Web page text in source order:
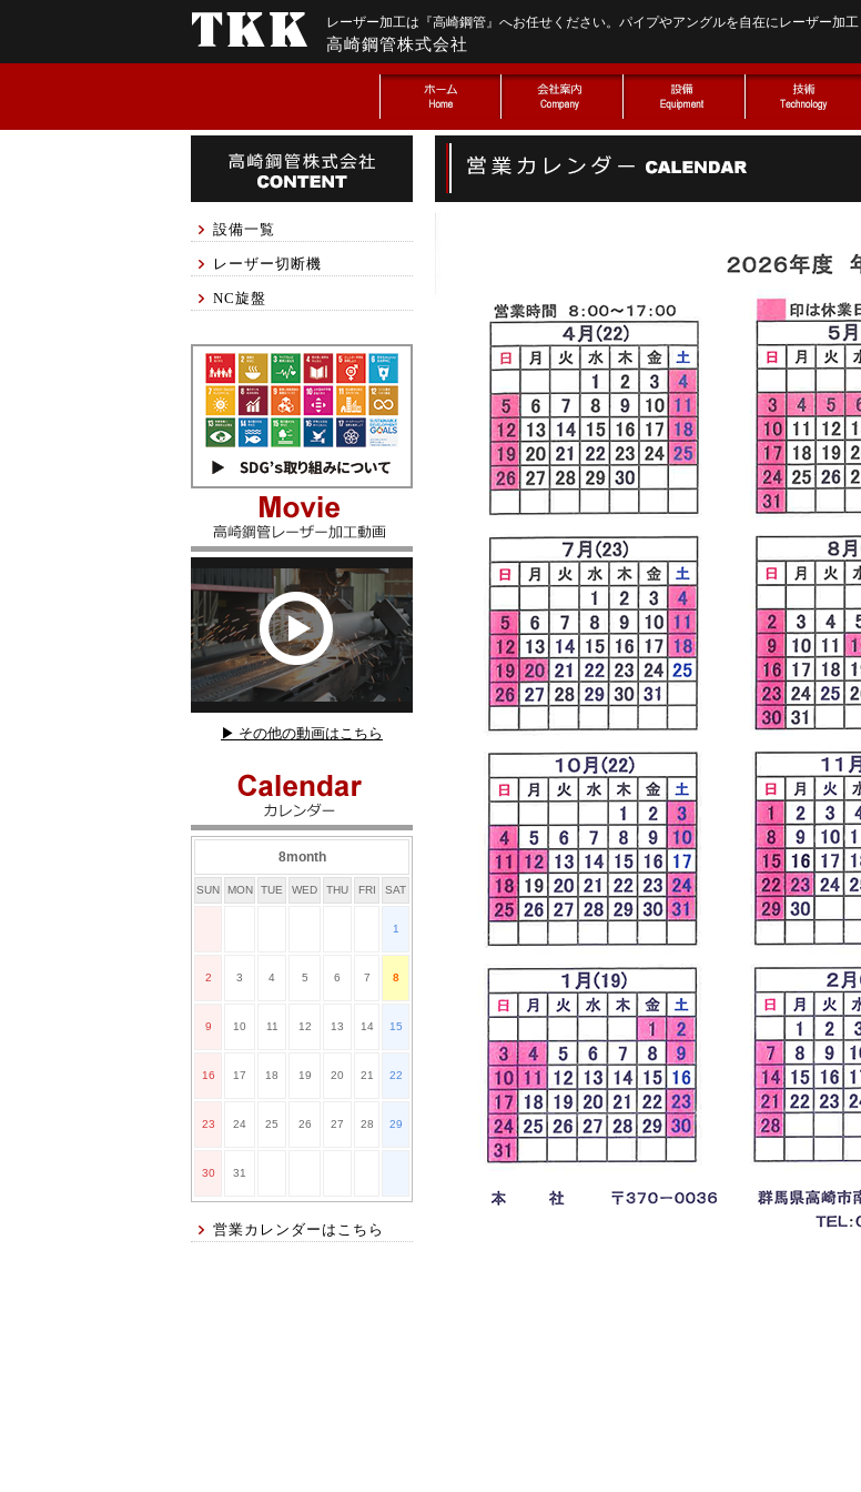
レーザー加工は『高崎鋼管』へお任せください。パイプやアングルを自在にレーザー加工
高崎鋼管株式会社
設備一覧
レーザー切断機
NC旋盤
▶ その他の動画はこちら
8month
SUN MON TUE WED THU FRI SAT
1
2 3 4 5 6 7 8
9 10 11 12 13 14 15
16 17 18 19 20 21 22
23 24 25 26 27 28 29
30 31
営業カレンダーはこちら